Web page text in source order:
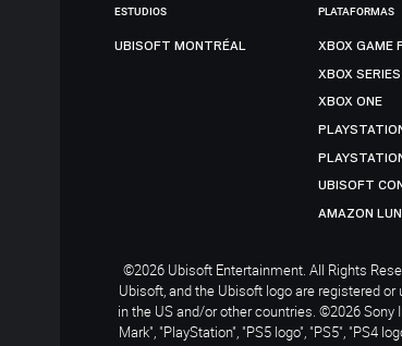
ESTUDIOS
UBISOFT MONTRÉAL
PLATAFORMAS
XBOX GAME
XBOX
XBOX ONE
UBISOFT
AMAZON
©2026 Ubisoft Entertainment. All Rights
Ubisoft, and the Ubisoft logo are registered
in the US and/or other countries. ©2026
Mark", "PlayStation", "PS5 logo", "PS5", "PS4